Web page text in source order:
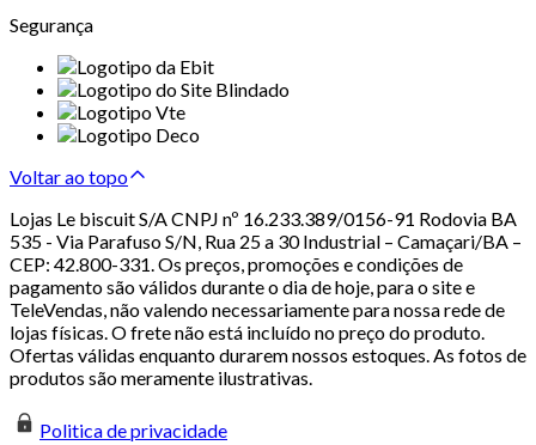
Segurança
Voltar ao topo
Lojas Le biscuit S/A CNPJ nº 16.233.389/0156-91 Rodovia BA
535 - Via Parafuso S/N, Rua 25 a 30 Industrial – Camaçari/BA –
CEP: 42.800-331. Os preços, promoções e condições de
pagamento são válidos durante o dia de hoje, para o site e
TeleVendas, não valendo necessariamente para nossa rede de
lojas físicas. O frete não está incluído no preço do produto.
Ofertas válidas enquanto durarem nossos estoques. As fotos de
produtos são meramente ilustrativas.
Politica de privacidade